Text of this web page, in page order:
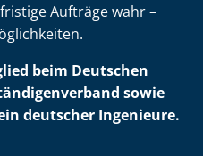
Aufträge wahr –
beim Deutschen
sowie
deutscher Ingenieure.